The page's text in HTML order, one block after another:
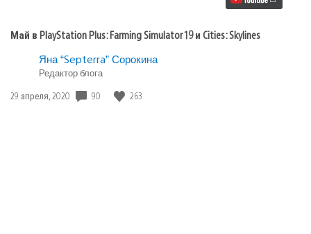
19
Май в PlayStation Plus: Farming Simulator 19 и Cities: Skylines
Яна “Septerra” Сорокина
Редактор блога
Дата
29 апреля, 2020 90 263